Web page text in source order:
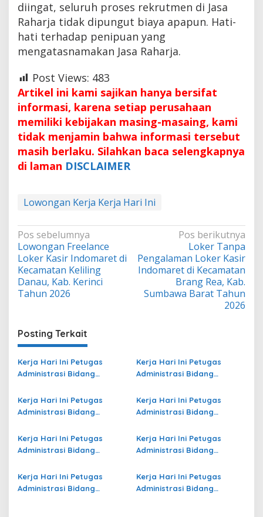
diingat, seluruh proses rekrutmen di Jasa
Raharja tidak dipungut biaya apapun. Hati-
hati terhadap penipuan yang
mengatasnamakan Jasa Raharja.
Post Views: 483
Artikel ini kami sajikan hanya bersifat
informasi, karena setiap perusahaan
memiliki kebijakan masing-masaing, kami
tidak menjamin bahwa informasi tersebut
masih berlaku. Silahkan baca selengkapnya
di laman DISCLAIMER
Lowongan Kerja Kerja Hari Ini
Navigasi
pos
Pos sebelumnya
Lowongan Freelance
Loker Kasir Indomaret di
Kecamatan Keliling
Danau, Kab. Kerinci
Tahun 2026
Pos berikutnya
Loker Tanpa
Pengalaman Loker Kasir
Indomaret di Kecamatan
Brang Rea, Kab.
Sumbawa Barat Tahun
2026
Posting Terkait
Kerja Hari Ini Petugas
Administrasi Bidang
di Tulungagung Terbaru
Kerja Hari Ini Petugas
Administrasi Bidang
di Kota Palu Terbaru
Kerja Hari Ini Petugas
Administrasi Bidang
Terbaru
Kerja Hari Ini Petugas
Administrasi Bidang
di Sabu Raijua Terbaru
Kerja Hari Ini Petugas
Administrasi Bidang
Terbaru
Kerja Hari Ini Petugas
Administrasi Bidang
di Kota Bontang Terbaru
Kerja Hari Ini Petugas
Administrasi Bidang
Kerja Hari Ini Petugas
Administrasi Bidang